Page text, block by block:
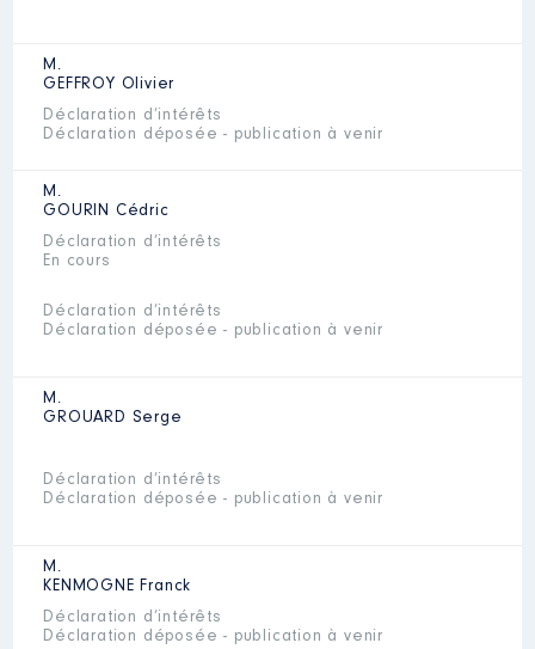
M.
GEFFROY Olivier
Déclaration d’intérêts
Déclaration déposée - publication à venir
M.
GOURIN Cédric
Déclaration d’intérêts
En cours
Déclaration d’intérêts
Déclaration déposée - publication à venir
M.
GROUARD Serge
Déclaration d’intérêts
Déclaration déposée - publication à venir
M.
KENMOGNE Franck
Déclaration d’intérêts
Déclaration déposée - publication à venir